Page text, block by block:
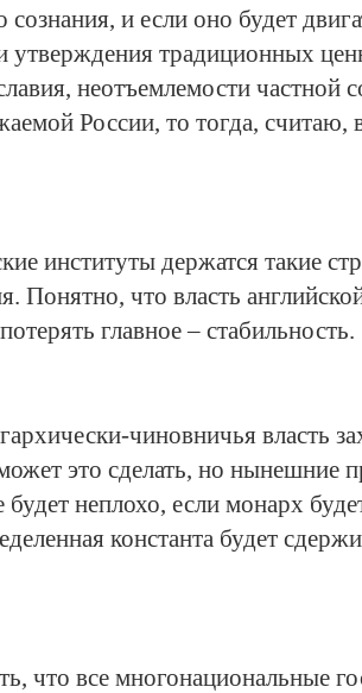
сознания, и если оно будет
утверждения традиционных
неотъемлемости частной
России, то тогда, считаю,
институты держатся такие
Понятно, что власть
главное – стабильность.
чиновничья власть
это сделать, но нынешние
будет неплохо, если монарх
константа будет
что все многонациональные